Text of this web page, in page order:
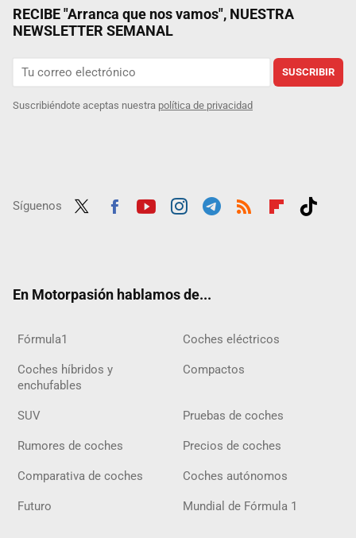
RECIBE "Arranca que nos vamos", NUESTRA
NEWSLETTER SEMANAL
SUSCRIBIR
Suscribiéndote aceptas nuestra política de privacidad
Síguenos
En Motorpasión hablamos de...
Fórmula1 Coches eléctricos
Coches híbridos y
enchufables
Compactos
SUV Pruebas de coches
Rumores de coches Precios de coches
Comparativa de coches Coches autónomos
Futuro Mundial de Fórmula 1